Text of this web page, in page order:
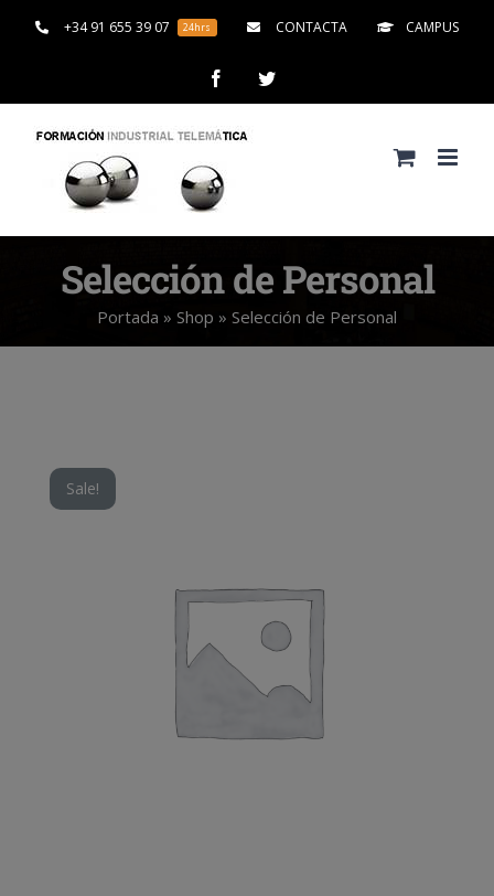
+34 91 655 39 07 24hrs CONTACTA CAMPUS
FacebookTwitter
Selección de Personal
Portada » Shop » Selección de Personal
Sale!